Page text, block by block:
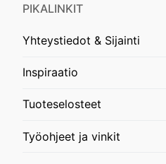
PIKALINKIT
Yhteystiedot & Sijainti
Inspiraatio
Tuoteselosteet
Työohjeet ja vinkit